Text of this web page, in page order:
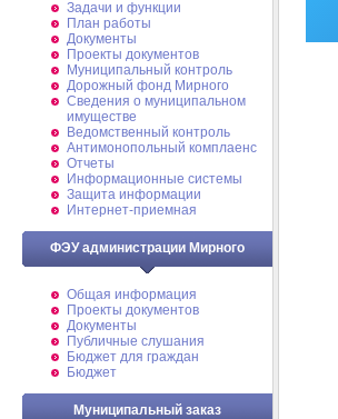
Задачи и функции
План работы
Документы
Проекты документов
Муниципальный контроль
Дорожный фонд Мирного
Cведения о муниципальном
имуществе
Ведомственный контроль
Антимонопольный комплаенс
Отчеты
Информационные системы
Защита информации
Интернет-приемная
ФЭУ администрации Мирного
Общая информация
Проекты документов
Документы
Публичные слушания
Бюджет для граждан
Бюджет
Муниципальный заказ